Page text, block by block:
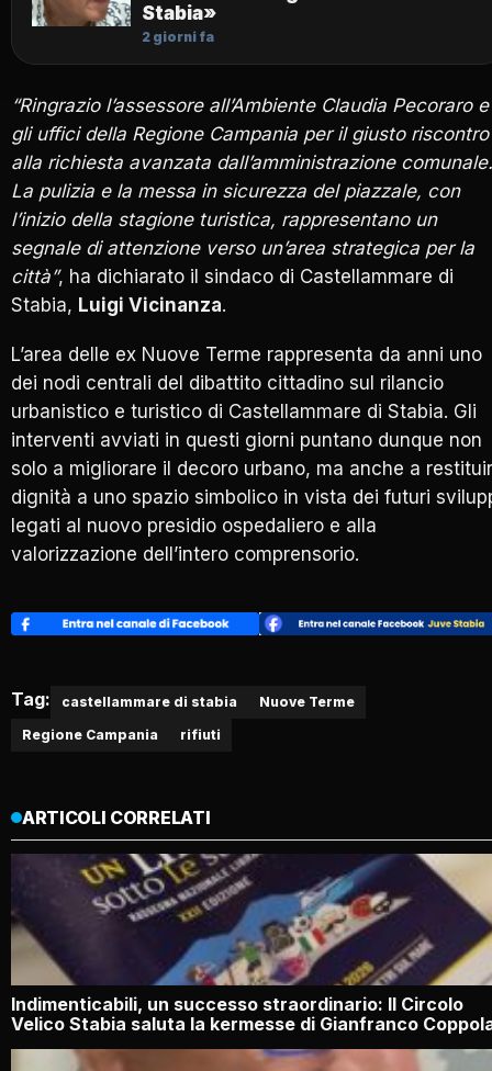
Stabia»
2 giorni fa
“Ringrazio l’assessore all’Ambiente Claudia Pecoraro e
gli uffici della Regione Campania per il giusto riscontro
alla richiesta avanzata dall’amministrazione comunale.
La pulizia e la messa in sicurezza del piazzale, con
l’inizio della stagione turistica, rappresentano un
segnale di attenzione verso un’area strategica per la
città”, ha dichiarato il sindaco di Castellammare di
Stabia, Luigi Vicinanza.
L’area delle ex Nuove Terme rappresenta da anni uno
dei nodi centrali del dibattito cittadino sul rilancio
urbanistico e turistico di Castellammare di Stabia. Gli
interventi avviati in questi giorni puntano dunque non
solo a migliorare il decoro urbano, ma anche a
dignità a uno spazio simbolico in vista dei futuri
legati al nuovo presidio ospedaliero e alla
valorizzazione dell’intero comprensorio.
Tag: castellammare di stabia
Nuove Terme
Regione Campania
rifiuti
ARTICOLI CORRELATI
Indimenticabili, un successo straordinario: Il Circolo
Velico Stabia saluta la kermesse di Gianfranco